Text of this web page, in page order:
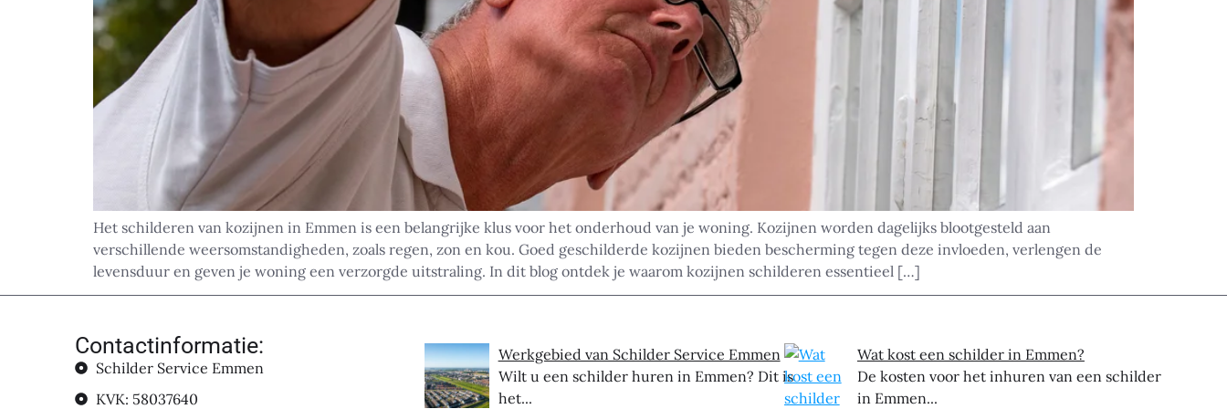
Het schilderen van kozijnen in Emmen is een belangrijke klus voor het onderhoud van je woning. Kozijnen worden dagelijks blootgesteld aan
verschillende weersomstandigheden, zoals regen, zon en kou. Goed geschilderde kozijnen bieden bescherming tegen deze invloeden, verlengen de
levensduur en geven je woning een verzorgde uitstraling. In dit blog ontdek je waarom kozijnen schilderen essentieel […]
Contactinformatie:
Schilder Service Emmen
KVK: 58037640
Werkgebied van Schilder Service Emmen
Wilt u een schilder huren in Emmen? Dit is
het...
Wat kost een schilder in Emmen?
De kosten voor het inhuren van een schilder
in Emmen...